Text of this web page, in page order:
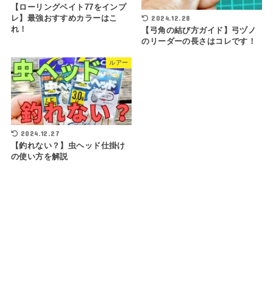
【ローリングベイト77をインプ
レ】最強おすすめカラーはこ
れ！
2024.12.28
【弓角の結び方ガイド】弓ヅノ
のリーダーの長さはコレです！
ルアー
2024.12.27
【釣れない？】虫ヘッド仕掛け
の使い方を解説